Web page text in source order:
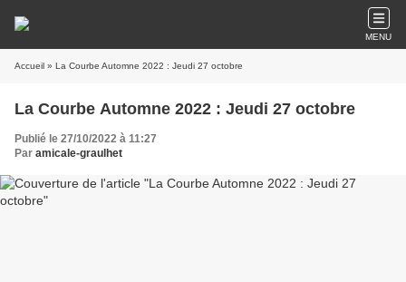
MENU
Accueil » La Courbe Automne 2022 : Jeudi 27 octobre
La Courbe Automne 2022 : Jeudi 27 octobre
Publié le 27/10/2022 à 11:27
Par amicale-graulhet